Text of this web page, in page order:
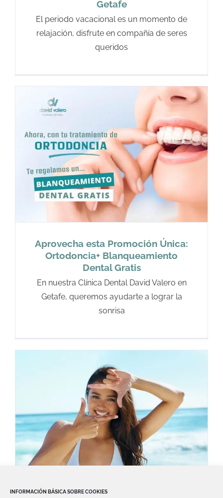
INFORMACIÓN BÁSICA SOBRE COOKIES
Getafe
El periodo vacacional es un momento de
relajación, disfrute en compañía de seres
queridos
Aprovecha esta Promoción Única:
Ortodoncia+ Blanqueamiento
Dental Gratis
En nuestra Clínica Dental David Valero en
Getafe, queremos ayudarte a lograr la
sonrisa